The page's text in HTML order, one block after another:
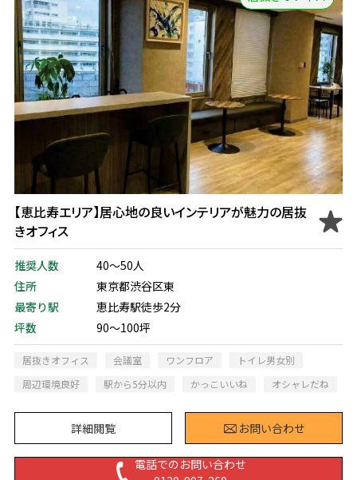
【恵比寿エリア】居心地の良いインテリアが魅力の居抜
きオフィス
推奨人数
40～50人
住所
東京都渋谷区東
最寄り駅
恵比寿駅徒歩2分
坪数
90～100坪
居抜きオフィス 会議室 ワンフロア
トイレ男女別
周辺環境良好
駅から5分以内 かっこいいね オシャレだね
詳細閲覧 お問い合わせ
電話でのお問い合わせ